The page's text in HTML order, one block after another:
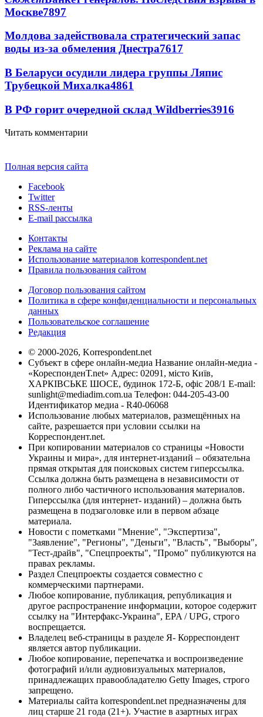
Москве7897
Молдова задействовала стратегический запас
воды из-за обмеления Днестра7617
В Беларуси осудили лидера группы Ляпис
Трубецкой Михалка4861
В РФ горит очередной склад Wildberries3916
Читать комментарии
Полная версия сайта
Facebook
Twitter
RSS-ленты
E-mail рассылка
Контакты
Реклама на сайте
Использование материалов korrespondent.net
Правила пользования сайтом
Договор пользования сайтом
Политика в сфере конфиденциальности и персональных
данных
Пользовательское соглашение
Редакция
© 2000-2026, Korrespondent.net
Субъект в сфере онлайн-медиа Название онлайн-медиа -
«КореспонденТ.net» Адрес: 02091, місто Київ,
ХАРКІВСЬКЕ ШОСЕ, будинок 172-Б, офіс 208/1 E-mail:
sunlight@mediadim.com.ua Телефон: 044-205-43-00
Идентификатор медиа - R40-06068
Использование любых материалов, размещённых на
сайте, разрешается при условии ссылки на
Корреспондент.net.
При копировании материалов со страницы «Новости
Украины и мира», для интернет-изданий – обязательна
прямая открытая для поисковых систем гиперссылка.
Ссылка должна быть размещена в независимости от
полного либо частичного использования материалов.
Гиперссылка (для интернет- изданий) – должна быть
размещена в подзаголовке или в первом абзаце
материала.
Новости с пометками "Мнение", "Экспертиза",
"Заявление", "Регионы", "Деньги", "Власть", "Выборы",
"Тест-драйв", "Спецпроекты", "Промо" публикуются на
правах рекламы.
Раздел Спецпроекты создается совместно с
коммерческими партнерами.
Любое копирование, публикация, републикация и
другое распространение информации, которое содержит
ссылку на "Интерфакс-Украина", EPA / UPG, строго
воспрещается.
Владелец веб-страницы в разделе Я- Корреспондент
является автор публикации.
Любое копирование, перепечатка и воспроизведение
фотографий и/или аудиовизуальных материалов,
принадлежащих правообладателю Getty Images, строго
запрещено.
Материалы сайта korrespondent.net предназначены для
лиц старше 21 года (21+). Участие в азартных играх